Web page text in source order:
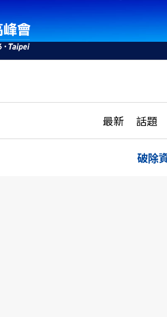
最新 話題
活動
破除